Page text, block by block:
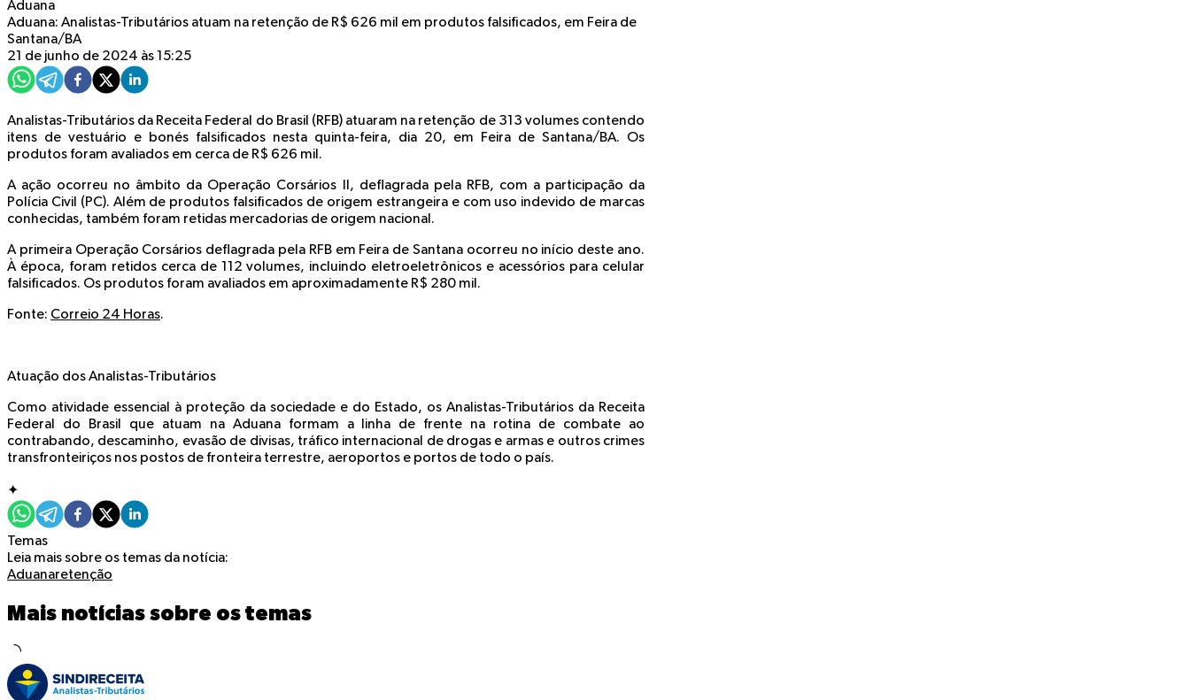
Aduana
Aduana: Analistas-Tributários atuam na retenção de R$ 626 mil em produtos falsificados, em Feira de
Santana/BA
21 de junho de 2024 às 15:25
Analistas-Tributários da Receita Federal do Brasil (RFB) atuaram na retenção de 313 volumes contendo
itens de vestuário e bonés falsificados nesta quinta-feira, dia 20, em Feira de Santana/BA. Os
produtos foram avaliados em cerca de R$ 626 mil.
A ação ocorreu no âmbito da Operação Corsários II, deflagrada pela RFB, com a participação da
Polícia Civil (PC). Além de produtos falsificados de origem estrangeira e com uso indevido de marcas
conhecidas, também foram retidas mercadorias de origem nacional.
A primeira Operação Corsários deflagrada pela RFB em Feira de Santana ocorreu no início deste ano.
À época, foram retidos cerca de 112 volumes, incluindo eletroeletrônicos e acessórios para celular
falsificados. Os produtos foram avaliados em aproximadamente R$ 280 mil.
Fonte: Correio 24 Horas.
Atuação dos Analistas-Tributários
Como atividade essencial à proteção da sociedade e do Estado, os Analistas-Tributários da Receita
Federal do Brasil que atuam na Aduana formam a linha de frente na rotina de combate ao
contrabando, descaminho, evasão de divisas, tráfico internacional de drogas e armas e outros crimes
transfronteiriços nos postos de fronteira terrestre, aeroportos e portos de todo o país.
✦
Temas
Leia mais sobre os temas da notícia:
Aduanaretenção
Mais notícias sobre os temas